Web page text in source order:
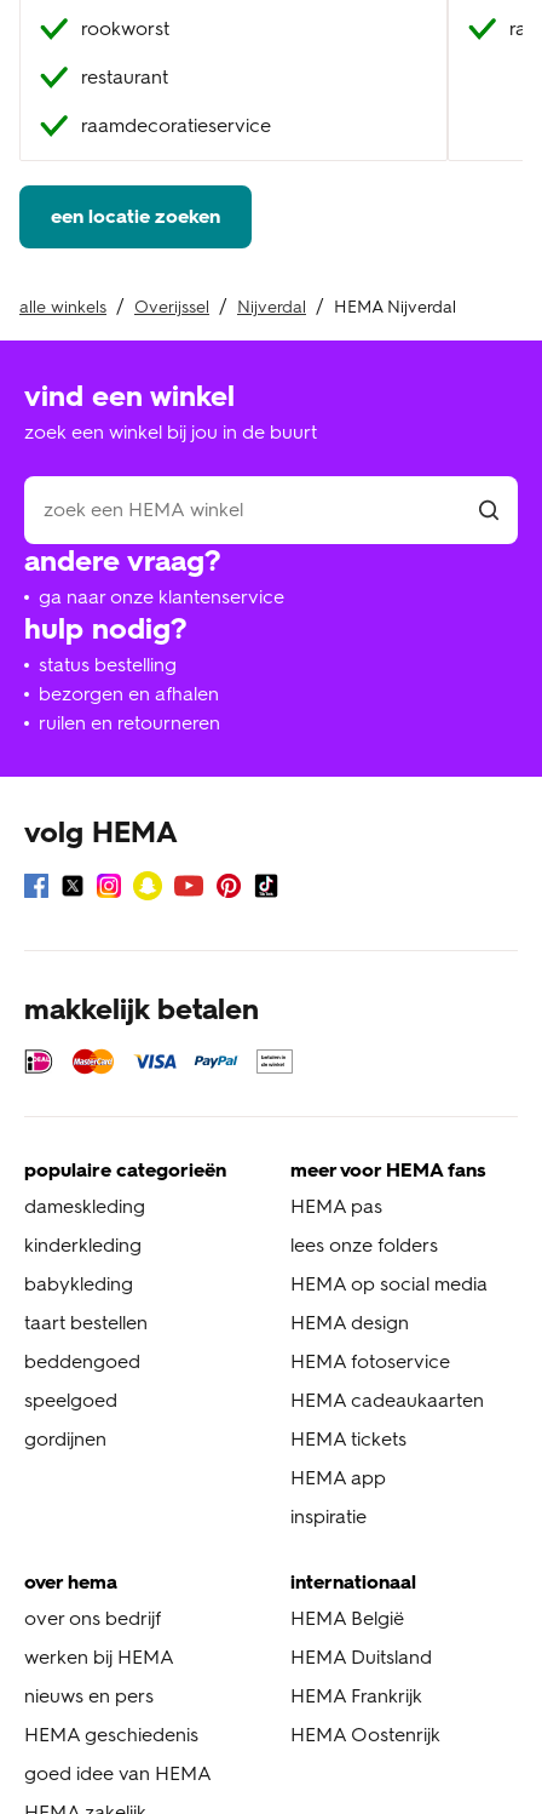
rookworst
restaurant
raamdecoratieservice
een locatie zoeken
alle winkels Overijssel Nijverdal HEMA Nijverdal
hulp nodig?
status bestelling
bezorgen en afhalen
ruilen en retourneren
andere vraag?
ga naar onze klantenservice
vind een winkel
zoek een winkel bij jou in de buurt
volg HEMA
makkelijk betalen
populaire categorieën
dameskleding
kinderkleding
babykleding
taart bestellen
beddengoed
speelgoed
gordijnen
meer voor HEMA fans
HEMA pas
lees onze folders
HEMA op social media
HEMA design
HEMA fotoservice
HEMA cadeaukaarten
HEMA tickets
HEMA app
inspiratie
over hema
over ons bedrijf
werken bij HEMA
nieuws en pers
HEMA geschiedenis
goed idee van HEMA
internationaal
HEMA België
HEMA Duitsland
HEMA Frankrijk
HEMA Oostenrijk